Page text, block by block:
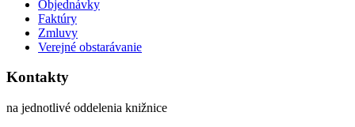
Objednávky
Faktúry
Zmluvy
Verejné obstarávanie
Kontakty
na jednotlivé oddelenia knižnice